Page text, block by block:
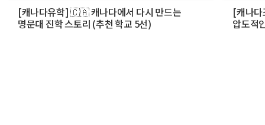
[캐나다유학] 🇨🇦 캐나다에서 다시 만드는
명문대 진학 스토리 (추천 학교 5선)
[캐나
압도적